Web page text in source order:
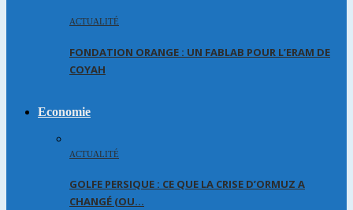
ACTUALITÉ
FONDATION ORANGE : UN FABLAB POUR L’ERAM DE
COYAH
Economie
ACTUALITÉ
GOLFE PERSIQUE : CE QUE LA CRISE D’ORMUZ A
CHANGÉ (OU…